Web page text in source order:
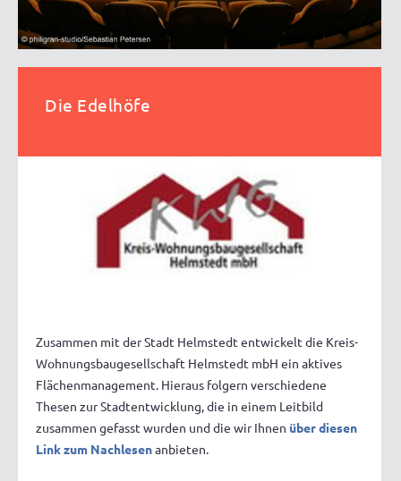
Die Edelhöfe
Zusammen mit der Stadt Helmstedt entwickelt die Kreis-
Wohnungsbaugesellschaft Helmstedt mbH ein aktives
Flächenmanagement. Hieraus folgern verschiedene
Thesen zur Stadtentwicklung, die in einem Leitbild
zusammen gefasst wurden und die wir Ihnen über diesen
Link zum Nachlesenanbieten.